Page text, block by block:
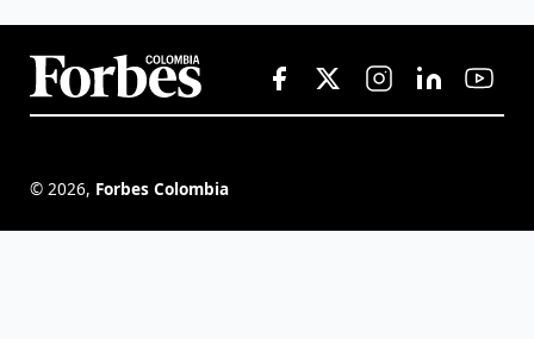
© 2026, Forbes Colombia